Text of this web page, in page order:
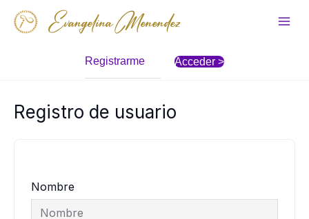
Evangelina Menendez
Registrarme Acceder >
Registro de usuario
Nombre